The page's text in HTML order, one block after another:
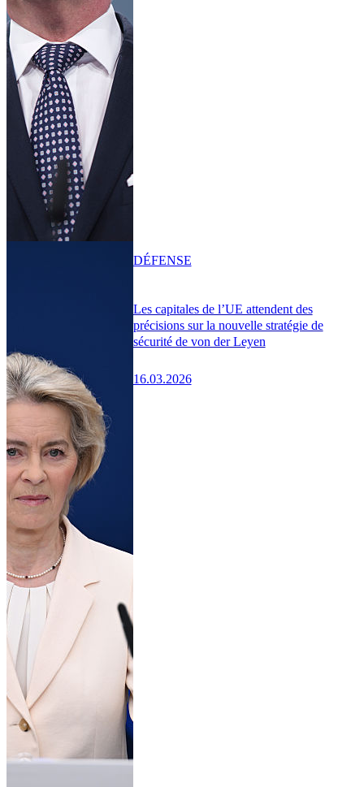
Les capitales de l’UE attendent des
précisions sur la nouvelle stratégie de
sécurité de von der Leyen
16.03.2026
DÉFENSE